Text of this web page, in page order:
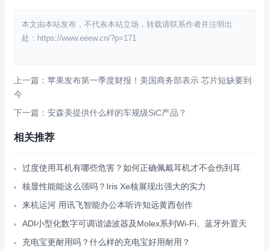
本文由本站发布，不代表本站立场，转载请联系作者并注明出
处：https://www.eeew.cn/?p=171
上一篇：苹果发布第一季度财报！美国商务部表示 芯片短缺要到
今
下一篇：安森美提供什么样的车规级SiC产品？
相关推荐
过度使用耳机有哪些危害？如何正确佩戴耳机才不会伤到耳
核显性能能这么强吗？Iris Xe核展现出强大的实力
来杭运河 用讯飞智能办公本听许知远黄西创作
ADI小型化数字可调谐滤波器及Molex系列Wi-Fi、蓝牙外置天
充电宝更耐用吗？什么样的充电宝好用耐用？